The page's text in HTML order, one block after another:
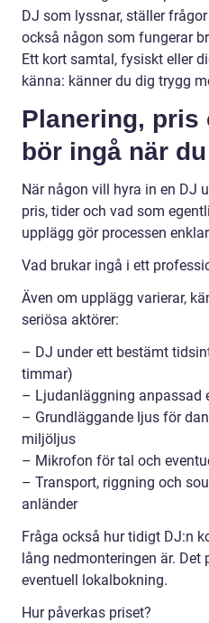
DJ som lyssnar, ställer
också någon som fungerar
Ett kort samtal, fysiskt eller
känna: känner du dig trygg
Planering, pris
bör ingå när
När någon vill hyra in en DJ
pris, tider och vad som
upplägg gör processen
Vad brukar ingå i ett
Även om upplägg varierar,
seriösa aktörer:
– DJ under ett bestämt
timmar)
– Ljudanläggning anpassad
– Grundläggande ljus för
miljöljus
– Mikrofon för tal och
– Transport, riggning och
anländer
Fråga också hur tidigt DJ:n
lång nedmonteringen är.
eventuell lokalbokning.
Hur påverkas priset?